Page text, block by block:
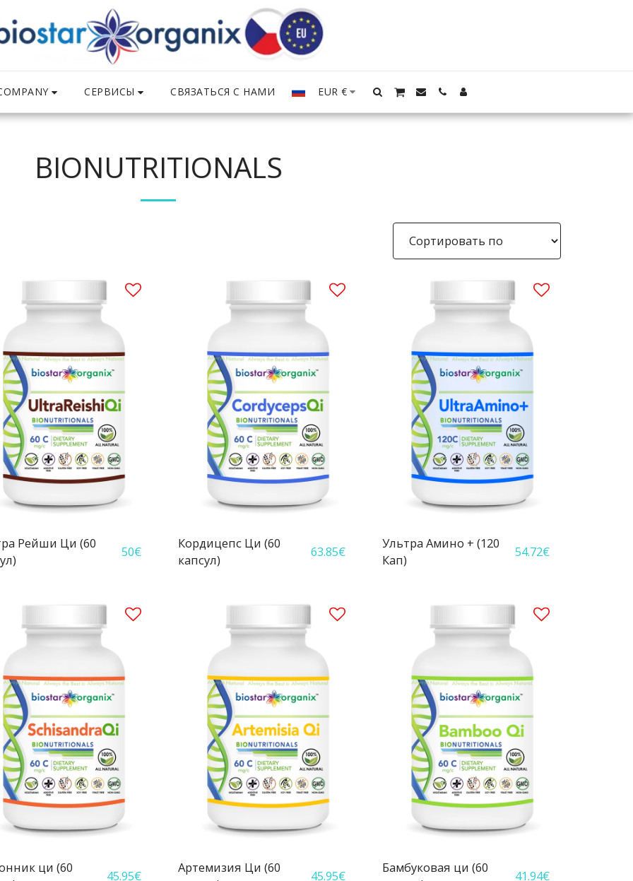
СЕРВИСЫ СВЯЗАТЬСЯ С НАМИ EUR €
BIONUTRITIONALS
Рейши Ци (60
50€
Кордицепс Ци (60
капсул)
63.85€
Ультра Амино + (120
Кап)
54.72€
ци (60
45.95€
Артемизия Ци (60
45.95€
Бамбуковая ци (60
41.94€